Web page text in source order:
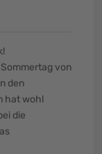
von
den
hat wohl
die